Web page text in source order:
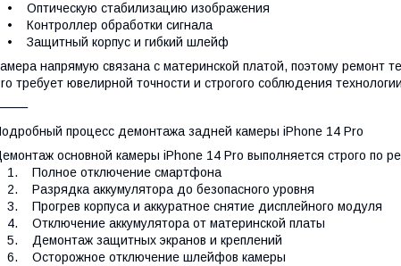
• Оптическую стабилизацию изображения
• Контроллер обработки сигнала
• Защитный корпус и гибкий шлейф
напрямую связана с материнской платой, поэтому ремонт
требует ювелирной точности и строгого соблюдения
процесс демонтажа задней камеры iPhone 14 Pro
основной камеры iPhone 14 Pro выполняется строго по
1. Полное отключение смартфона
2. Разрядка аккумулятора до безопасного уровня
3. Прогрев корпуса и аккуратное снятие дисплейного модуля
4. Отключение аккумулятора от материнской платы
5. Демонтаж защитных экранов и креплений
6. Осторожное отключение шлейфов камеры